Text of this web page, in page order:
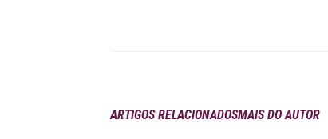
ARTIGOS RELACIONADOSMAIS DO AUTOR